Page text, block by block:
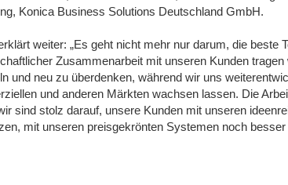
Konica Business Solutions Deutschland GmbH.
weiter: „Es geht nicht mehr nur darum, die beste
Zusammenarbeit mit unseren Kunden tragen
und neu zu überdenken, während wir uns
und anderen Märkten wachsen lassen. Die
sind stolz darauf, unsere Kunden mit unseren
mit unseren preisgekrönten Systemen noch besser